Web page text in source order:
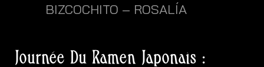
BIZCOCHITO – ROSALÍA
Journée Du Ramen Japonais :